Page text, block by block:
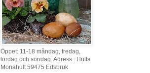
Öppet: 11-18 måndag, fredag,
lördag och söndag. Adress : Hulta
Monahult 59475 Edsbruk